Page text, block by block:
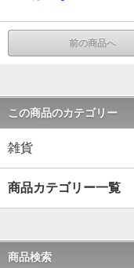
前の商品へ
この商品のカテゴリー
雑貨
商品カテゴリー一覧
商品検索